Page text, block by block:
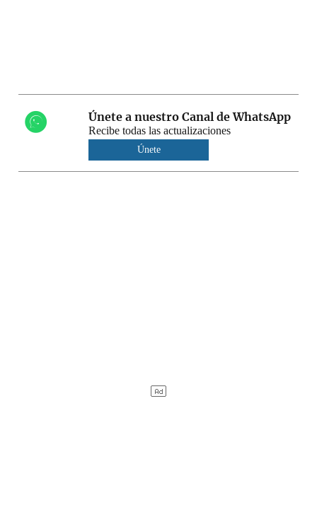
Únete a nuestro Canal de WhatsApp
Recibe todas las actualizaciones
Únete